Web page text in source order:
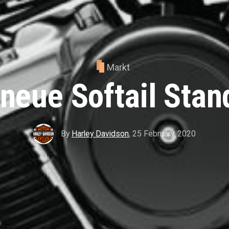
Markt
Softail
By Harley Davidson, 25 February, 2020